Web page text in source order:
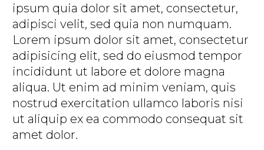
ipsum quia dolor sit amet, consectetur,
adipisci velit, sed quia non numquam.
Lorem ipsum dolor sit amet, consectetur
adipisicing elit, sed do eiusmod tempor
incididunt ut labore et dolore magna
aliqua. Ut enim ad minim veniam, quis
nostrud exercitation ullamco laboris nisi
ut aliquip ex ea commodo consequat sit
amet dolor.